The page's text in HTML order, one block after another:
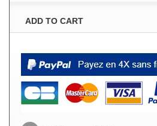
ADD TO CART